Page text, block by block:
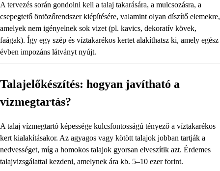
A tervezés során gondolni kell a talaj takarására, a mulcsozásra, a
csepegtető öntözőrendszer kiépítésére, valamint olyan díszítő elemekre,
amelyek nem igényelnek sok vizet (pl. kavics, dekoratív kövek,
faágak). Így egy szép és víztakarékos kertet alakíthatsz ki, amely egész
évben impozáns látványt nyújt.
Talajelőkészítés: hogyan javítható a
vízmegtartás?
A talaj vízmegtartó képessége kulcsfontosságú tényező a víztakarékos
kert kialakításakor. Az agyagos vagy kötött talajok jobban tartják a
nedvességet, míg a homokos talajok gyorsan elveszítik azt. Érdemes
talajvizsgálattal kezdeni, amelynek ára kb. 5–10 ezer forint.